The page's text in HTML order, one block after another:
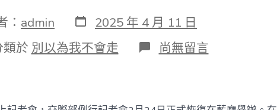
： admin 發
表
日
期
2025 年 4 月 11 日
類於 別以為我不會走 在
〈“霸
在
尚無留言